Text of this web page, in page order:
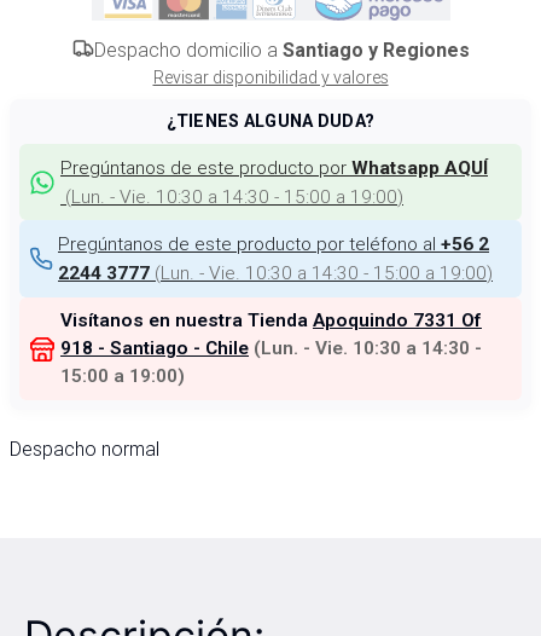
Despacho domicilio a Santiago y Regiones
Revisar disponibilidad y valores
¿TIENES ALGUNA DUDA?
Pregúntanos de este producto por Whatsapp AQUÍ
(Lun. - Vie. 10:30 a 14:30 - 15:00 a 19:00)
Pregúntanos de este producto por teléfono al +56 2
2244 3777 (Lun. - Vie. 10:30 a 14:30 - 15:00 a 19:00)
Visítanos en nuestra Tienda Apoquindo 7331 Of
918 - Santiago - Chile (Lun. - Vie. 10:30 a 14:30 -
15:00 a 19:00)
Despacho normal